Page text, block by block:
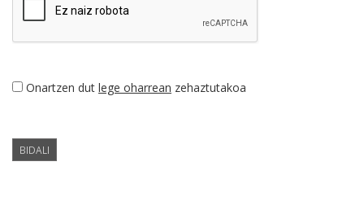
Onartzen dut lege oharrean zehaztutakoa
BIDALI